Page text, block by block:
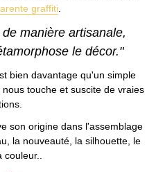
graffiti.
manière artisanale,
le décor."
bien davantage qu'un simple
touche et suscite de vraies
son origine dans l'assemblage
la nouveauté, la silhouette, le